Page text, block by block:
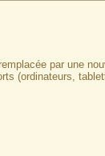
par une
(ordinateurs,